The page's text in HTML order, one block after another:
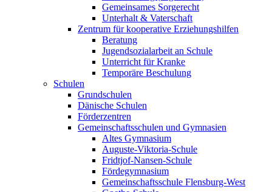
Gemeinsames Sorgerecht
Unterhalt & Vaterschaft
Zentrum für kooperative Erziehungshilfen
Beratung
Jugendsozialarbeit an Schule
Unterricht für Kranke
Temporäre Beschulung
Schulen
Grundschulen
Dänische Schulen
Förderzentren
Gemeinschaftsschulen und Gymnasien
Altes Gymnasium
Auguste-Viktoria-Schule
Fridtjof-Nansen-Schule
Fördegymnasium
Gemeinschaftsschule Flensburg-West